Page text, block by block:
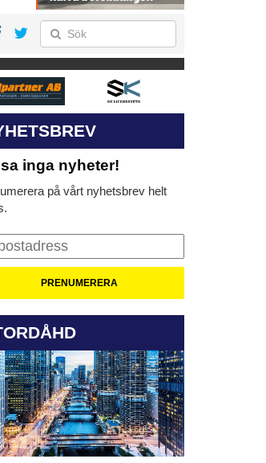
inga nyheter!
på vårt nyhetsbrev helt